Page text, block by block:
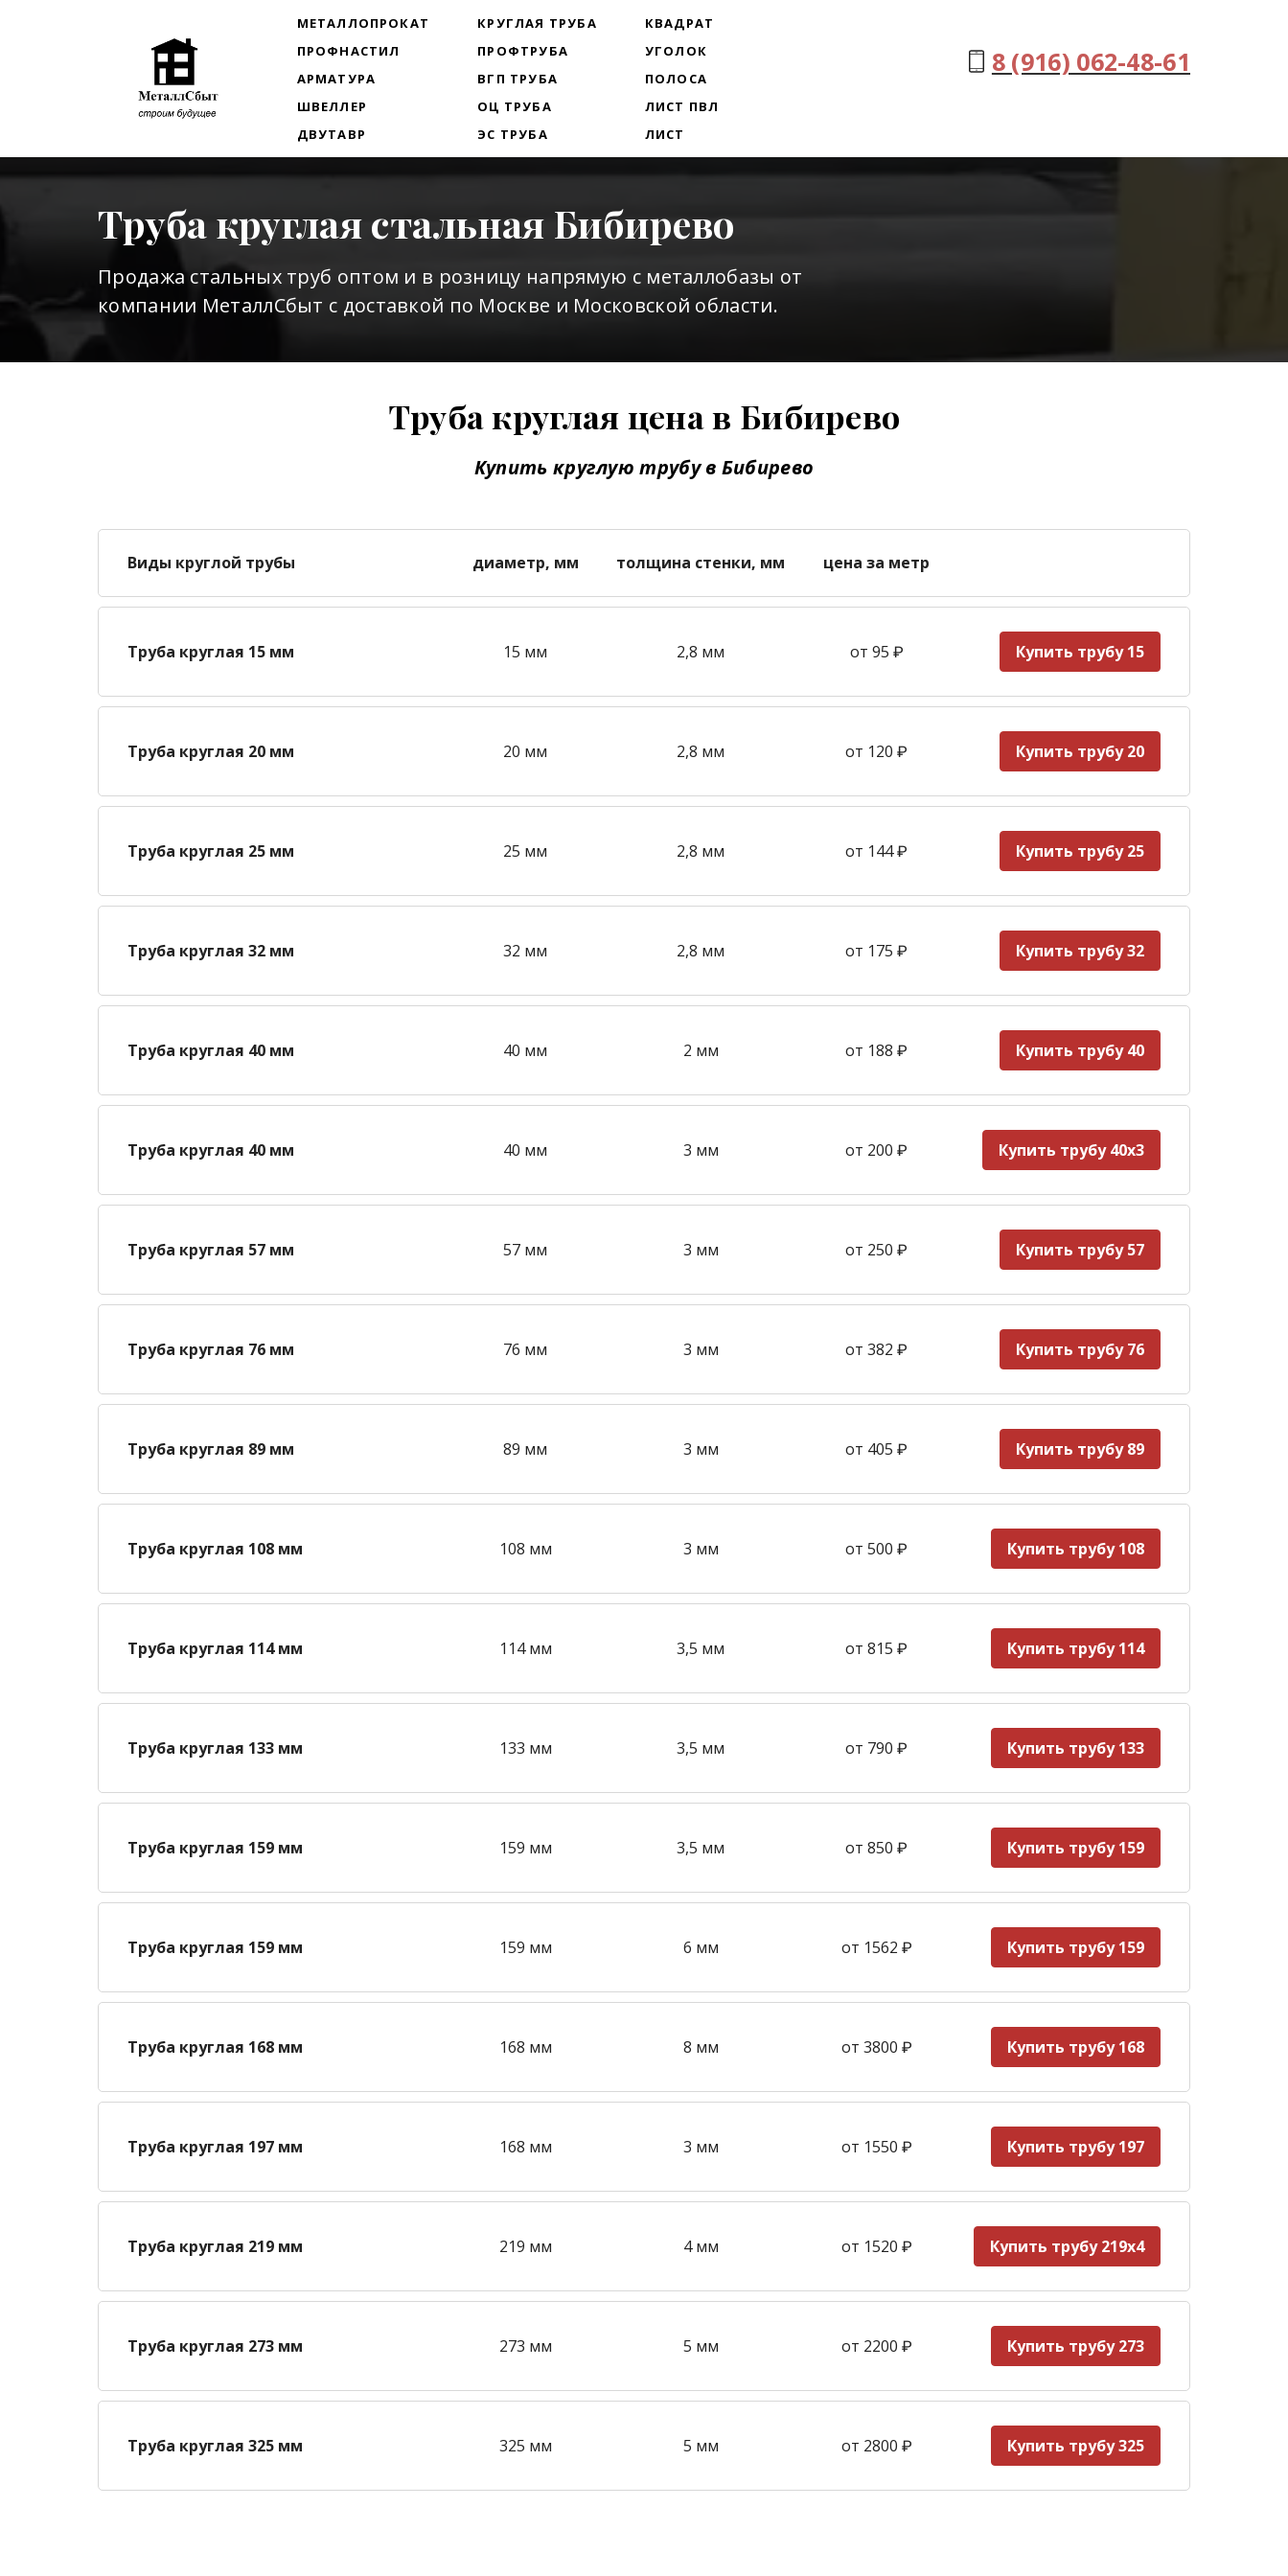
МЕТАЛЛОПРОКАТ
ПРОФНАСТИЛ
АРМАТУРА
ШВЕЛЛЕР
ДВУТАВР
КРУГЛАЯ ТРУБА
ПРОФТРУБА
ВГП ТРУБА
ОЦ ТРУБА
ЭС ТРУБА
КВАДРАТ
УГОЛОК
ПОЛОСА
ЛИСТ ПВЛ
ЛИСТ
8 (916) 062-48-61
Труба круглая стальная Бибирево
Продажа стальных труб оптом и в розницу напрямую с металлобазы от
компании МеталлСбыт с доставкой по Москве и Московской области.
Труба круглая цена в Бибирево
Купить круглую трубу в Бибирево
Виды круглой трубы диаметр, мм толщина стенки, мм цена за метр
Труба круглая 15 мм 15 мм 2,8 мм от 95 ₽ Купить трубу 15
Труба круглая 20 мм 20 мм 2,8 мм от 120 ₽ Купить трубу 20
Труба круглая 25 мм 25 мм 2,8 мм от 144₽ Купить трубу 25
Труба круглая 32 мм 32 мм 2,8 мм от 175 ₽ Купить трубу 32
Труба круглая 40 мм 40 мм 2 мм от 188 ₽ Купить трубу 40
Труба круглая 40 мм 40 мм 3 мм от 200 ₽ Купить трубу 40х3
Труба круглая 57 мм 57 мм 3 мм от 250 ₽ Купить трубу 57
Труба круглая 76 мм 76 мм 3 мм от 382 ₽ Купить трубу 76
Труба круглая 89 мм 89 мм 3 мм от 405 ₽ Купить трубу 89
Труба круглая 108 мм 108 мм 3 мм от 500 ₽ Купить трубу 108
Труба круглая 114 мм 114 мм 3,5 мм от 815 ₽ Купить трубу 114
Труба круглая 133 мм 133 мм 3,5 мм от 790₽ Купить трубу 133
Труба круглая 159 мм 159 мм 3,5 мм от 850 ₽ Купить трубу 159
Труба круглая 159 мм 159 мм 6 мм от 1562 ₽ Купить трубу 159
Труба круглая 168 мм 168 мм 8 мм от 3800 ₽ Купить трубу 168
Труба круглая 197 мм 168 мм 3 мм от 1550 ₽ Купить трубу 197
Труба круглая 219 мм 219 мм 4 мм от 1520 ₽ Купить трубу 219х4
Труба круглая 273 мм 273 мм 5 мм от 2200 ₽ Купить трубу 273
Труба круглая 325 мм 325 мм 5 мм от 2800 ₽ Купить трубу 325